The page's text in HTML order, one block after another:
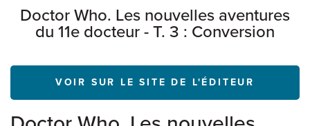
Doctor Who. Les nouvelles aventures
du 11e docteur - T. 3 : Conversion
VOIR SUR LE SITE DE L'ÉDITEUR